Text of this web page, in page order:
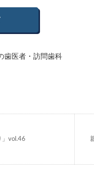
歯医者・訪問歯科
」vol.46